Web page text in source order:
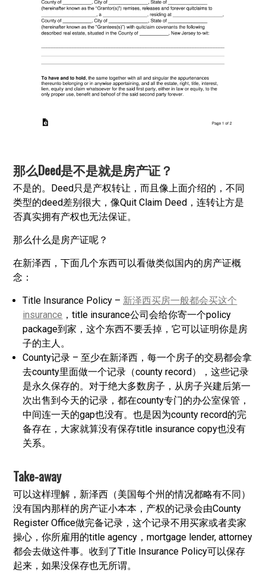
那么Deed是不是就是房产证？
不是的。Deed只是产权转让，而且像上面介绍的，不同
类型的deed差别很大，像Quit Claim Deed，连转让方是
否真实拥有产权也无法保证。
那么什么是房产证呢？
在新泽西，下面几个东西可以看做类似国内的房产证概
念：
Title Insurance Policy – 新泽西买房一般都会买这个
insurance ，title insurance公司会给你寄一个policy
package到家，这个东西不要丢掉，它可以证明你是房
子的主人。
County记录 – 至少在新泽西，每一个房子的交易都会拿
去county里面做一个记录（county record），这些记录
是永久保存的。对于绝大多数房子，从房子兴建后第一
次出售到今天的记录，都在county专门的办公室保管，
中间连一天的gap也没有。也是因为county record的完
备存在，大家就算没有保存title insurance copy也没有
关系。
Take-away
可以这样理解，新泽西（美国每个州的情况都略有不同）
没有国内那样的房产证小本本，产权的记录会由County
Register Office做完备记录，这个记录不用买家或者卖家
操心，你所雇用的title agency，mortgage lender, attorney
都会去做这件事。收到了Title Insurance Policy可以保存
起来，如果没保存也无所谓。